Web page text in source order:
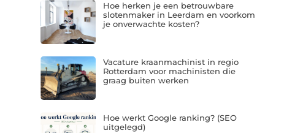
Hoe herken je een betrouwbare
slotenmaker in Leerdam en voorkom
je onverwachte kosten?
Vacature kraanmachinist in regio
Rotterdam voor machinisten die
graag buiten werken
Hoe werkt Google ranking? (SEO
uitgelegd)